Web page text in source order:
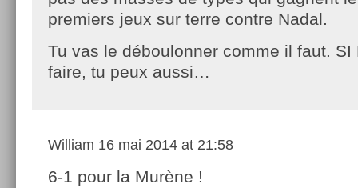
premiers jeux sur terre contre Nadal.
Tu vas le déboulonner comme il faut.
faire, tu peux aussi…
William 16 mai 2014 at 21:58
6-1 pour la Murène !